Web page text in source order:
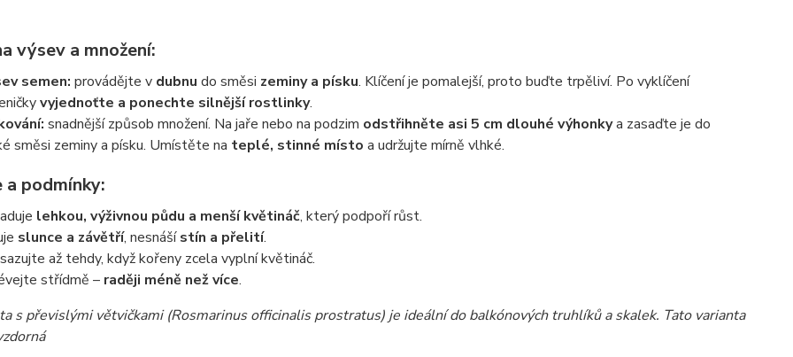
výsev a množení:
semen: provádějte v dubnu do směsi zeminy a písku. Klíčení je pomalejší, proto buďte trpěliví. Po vyklíčení
vyjednoťte a ponechte silnější rostlinky.
snadnější způsob množení. Na jaře nebo na podzim odstřihněte asi 5 cm dlouhé výhonkya zasaďte je do
směsi zeminy a písku. Umístěte na teplé, stinné místo a udržujte mírně vlhké.
a podmínky:
lehkou, výživnou půdu a menší květináč, který podpoří růst.
slunce a závětří, nesnášístín a přelití.
až tehdy, když kořeny zcela vyplní květináč.
střídmě – raději méně než více.
s převislými větvičkami (Rosmarinus officinalis prostratus) je ideální do balkónových truhlíků a skalek. Tato varianta